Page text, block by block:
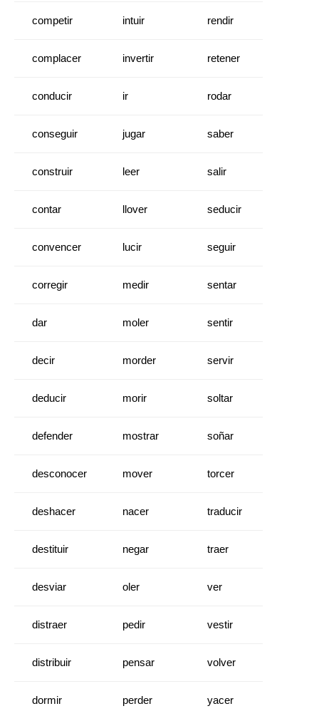
competir intuir rendir
complacer invertir retener
conducir ir rodar
conseguir jugar saber
construir leer salir
contar llover seducir
convencer lucir seguir
corregir medir sentar
dar moler sentir
decir morder servir
deducir morir soltar
defender mostrar soñar
desconocer mover torcer
deshacer nacer traducir
destituir negar traer
desviar oler ver
distraer pedir vestir
distribuir pensar volver
dormir perder yacer